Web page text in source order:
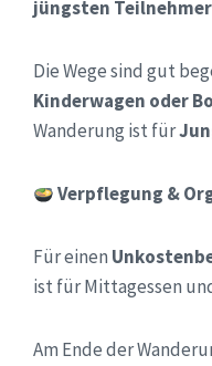
jüngsten
Die Wege sind gut
Kinderwagen oder
Wanderung ist für
Verpflegung &
Für einen
ist für Mittagessen
Am Ende der